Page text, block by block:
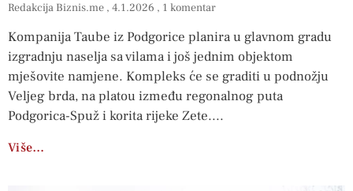
Redakcija Biznis.me 4.1.2026 1 komentar
Kompanija Taube iz Podgorice planira u glavnom gradu
izgradnju naselja sa vilama i još jednim objektom
mješovite namjene. Kompleks će se graditi u podnožju
Veljeg brda, na platou između regonalnog puta
Podgorica-Spuž i korita rijeke Zete.
Više…